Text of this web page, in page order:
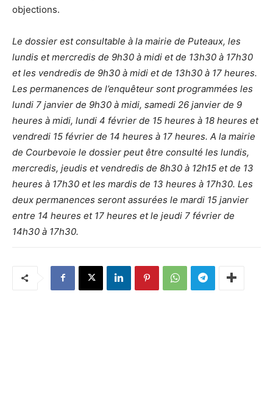
objections.
Le dossier est consultable à la mairie de Puteaux, les
lundis et mercredis de 9h30 à midi et de 13h30 à 17h30
et les vendredis de 9h30 à midi et de 13h30 à 17 heures.
Les permanences de l’enquêteur sont programmées les
lundi 7 janvier de 9h30 à midi, samedi 26 janvier de 9
heures à midi, lundi 4 février de 15 heures à 18 heures et
vendredi 15 février de 14 heures à 17 heures. A la mairie
de Courbevoie le dossier peut être consulté les lundis,
mercredis, jeudis et vendredis de 8h30 à 12h15 et de 13
heures à 17h30 et les mardis de 13 heures à 17h30. Les
deux permanences seront assurées le mardi 15 janvier
entre 14 heures et 17 heures et le jeudi 7 février de
14h30 à 17h30.